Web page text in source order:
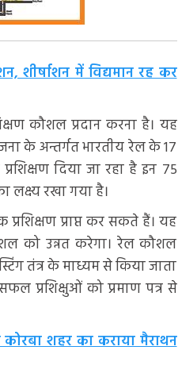
शीर्षाशन में विद्यमान रह कर
कौशल प्रदान करना है। यह
के अन्तर्गत भारतीय रेल के 17
दिया जा रहा है इन 75
लक्ष्य रखा गया है।
प्राप्त कर सकते हैं। यह
को उन्नत करेगा। रेल कौशल
तंत्र के माध्यम से किया जाता
प्रशिक्षुओं को प्रमाण पत्र से
शहर का कराया मैराथन